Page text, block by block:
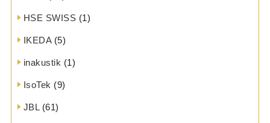
HSE SWISS (1)
IKEDA(5)
inakustik (1)
IsoTek (9)
JBL(61)